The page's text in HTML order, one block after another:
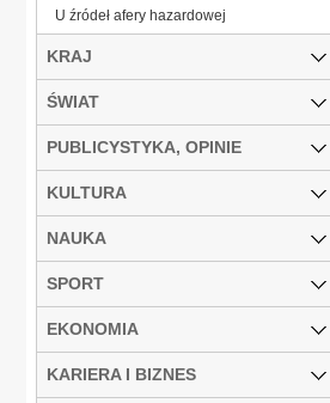
U źródeł afery hazardowej
KRAJ
ŚWIAT
PUBLICYSTYKA, OPINIE
KULTURA
NAUKA
SPORT
EKONOMIA
KARIERA I BIZNES